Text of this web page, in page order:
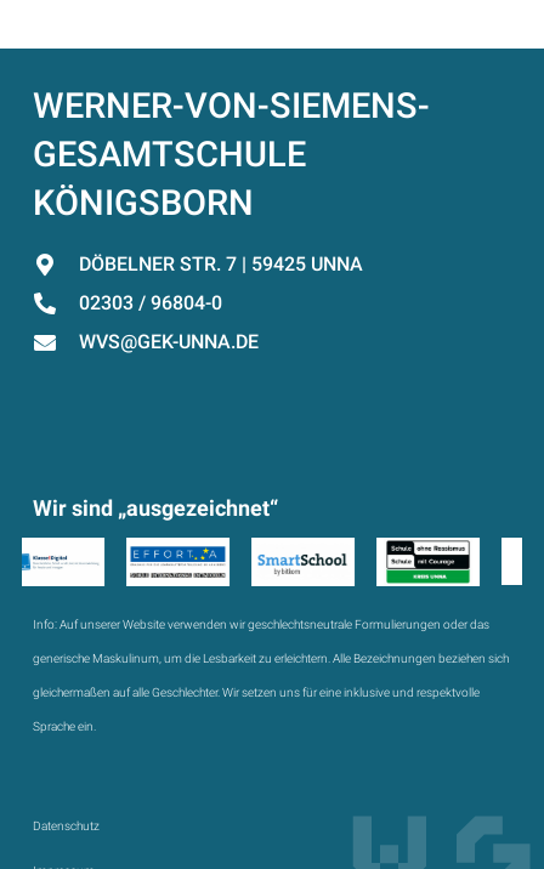
WERNER-VON-SIEMENS-
GESAMTSCHULE
KÖNIGSBORN
DÖBELNER STR. 7 | 59425 UNNA
02303 / 96804-0
WVS@GEK-UNNA.DE
Wir sind „ausgezeichnet“
Info:Auf unserer Website verwenden wir geschlechtsneutrale Formulierungen oder das
generische Maskulinum, um die Lesbarkeit zu erleichtern. Alle Bezeichnungen beziehen sich
gleichermaßen auf alle Geschlechter. Wir setzen uns für eine inklusive und respektvolle
Sprache ein.
Datenschutz